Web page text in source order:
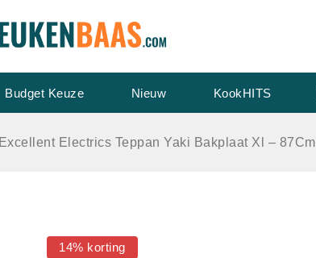
Budget Keuze Nieuw KookHITS
Excellent Electrics Teppan Yaki Bakplaat Xl – 87Cm
14% korting